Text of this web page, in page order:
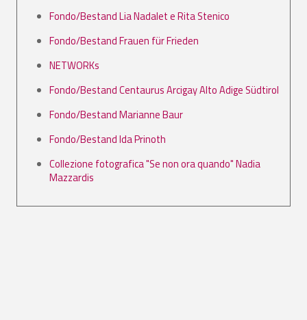
Fondo/Bestand Lia Nadalet e Rita Stenico
Fondo/Bestand Frauen für Frieden
NETWORKs
Fondo/Bestand Centaurus Arcigay Alto Adige Südtirol
Fondo/Bestand Marianne Baur
Fondo/Bestand Ida Prinoth
Collezione fotografica "Se non ora quando" Nadia
Mazzardis